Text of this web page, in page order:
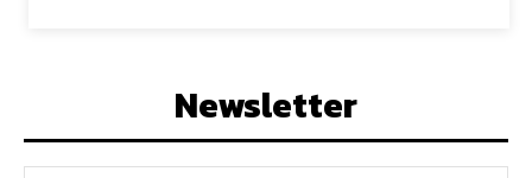
Newsletter